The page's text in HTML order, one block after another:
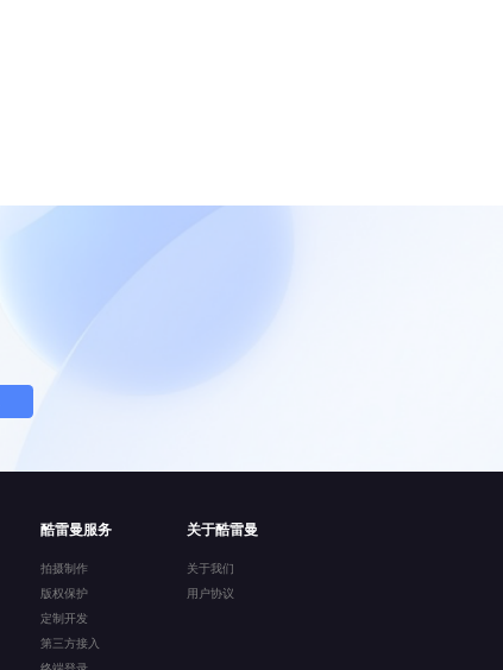
酷雷曼服务
拍摄制作
版权保护
定制开发
第三方接入
关于酷雷曼
关于我们
用户协议